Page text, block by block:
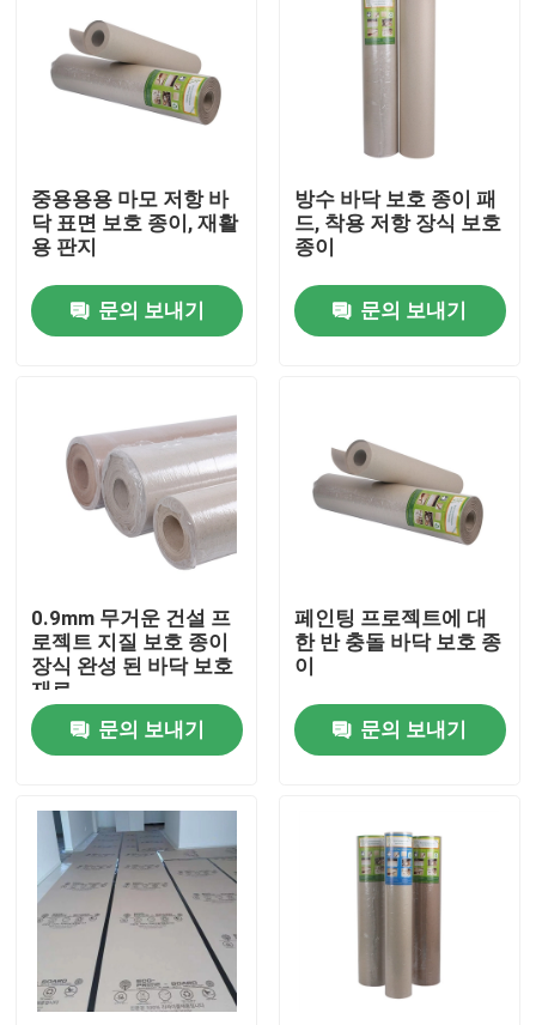
집
우리에 대하여
품질 관리
연락주세요
보호 논문에 바닥을 깔기
일시적 바닥 보호 명부
크라프트 지 바닥 보호
중용용용 마모 저항 바
닥 표면 보호 종이, 재활
용 판지
문의 보내기
방수 바닥 보호 종이 패
드, 착용 저항 장식 보호
종이
문의 보내기
0.9mm 무거운 건설 프
로젝트 지질 보호 종이
장식 완성 된 바닥 보호
재료
문의 보내기
페인팅 프로젝트에 대
한 반 충돌 바닥 보호 종
이
문의 보내기